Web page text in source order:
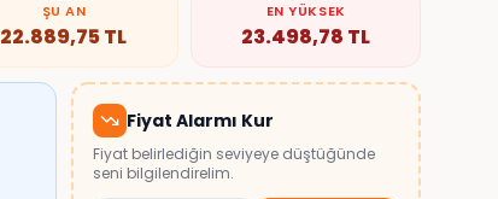
ŞU AN
22.889,75TL
EN YÜKSEK
23.498,78 TL
Fiyat Alarmı Kur
Fiyat belirlediğin seviyeye düştüğünde
seni bilgilendirelim.